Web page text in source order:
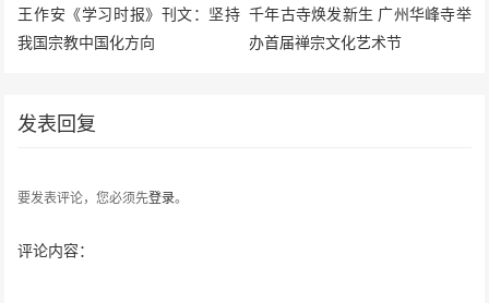
王作安《学习时报》刊文：坚持
我国宗教中国化方向
千年古寺焕发新生 广州华峰寺举
办首届禅宗文化艺术节
发表回复
要发表评论，您必须先登录。
评论内容：